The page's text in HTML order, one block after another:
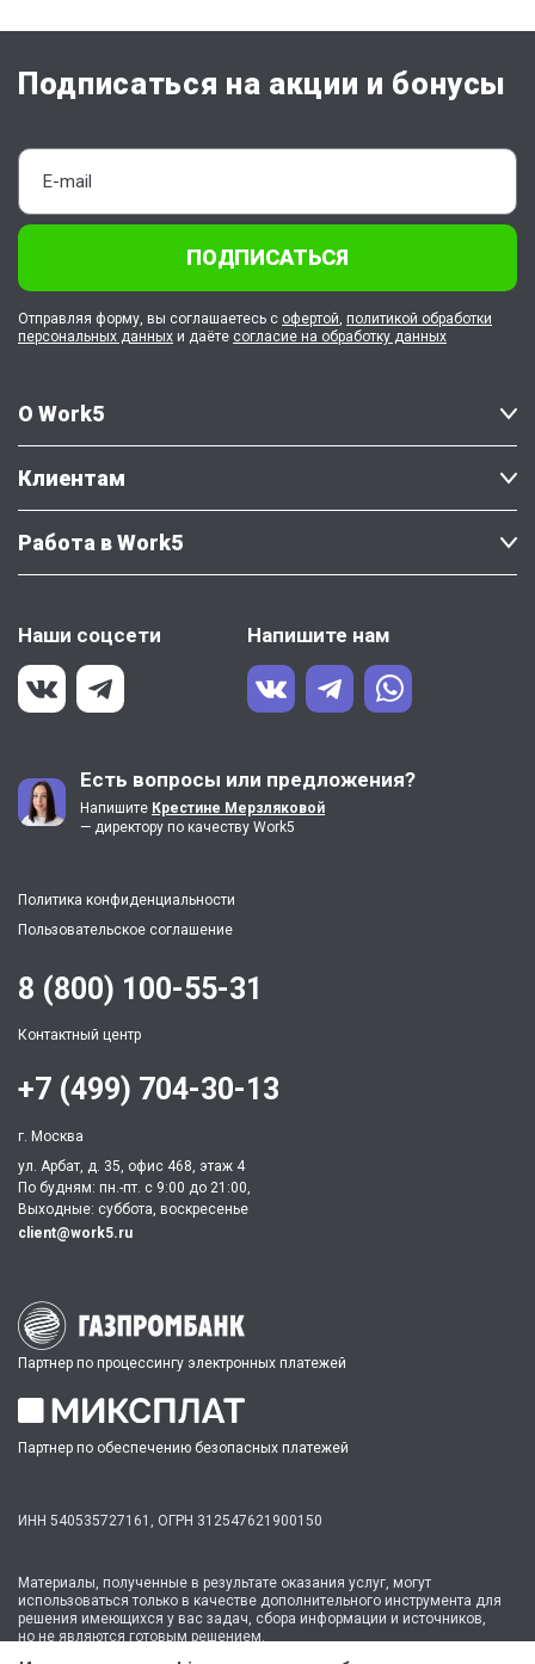
О Work5
Клиентам
Работа в Work5
Наши соцсети Напишите нам
Есть вопросы или предложения?
Напишите Крестине Мерзляковой
— директору по качеству Work5
Политика конфиденциальности
Пользовательское соглашение
Подписаться на акции и бонусы
ПОДПИСАТЬСЯ
Отправляя форму, вы соглашаетесь с офертой, политикой обработки
персональных данных и даёте согласие на обработку данных
Партнер по процессингу электронных платежей
Партнер по обеспечению безопасных платежей
ИНН 540535727161, ОГРН 312547621900150
8 (800) 100-55-31
Контактный центр
+7 (499) 704-30-13
г. Москва
ул. Арбат, д. 35, офис 468, этаж 4
По будням: пн.-пт. c 9:00 до 21:00,
Выходные: суббота, воскресенье
client@work5.ru
Материалы, полученные в результате оказания услуг, могут
использоваться только в качестве дополнительного инструмента для
решения имеющихся у вас задач, сбора информации и источников,
но не являются готовым решением.
* №1 на рынке консультационных услуг для студентов по количеству